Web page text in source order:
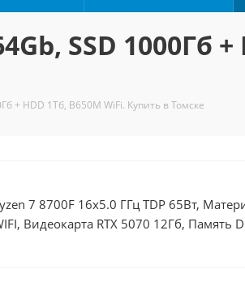
SSD 1000Гб +
+ HDD 1Тб, B650M WiFi. Купить в Томске
7 8700F 16x5.0 ГГц TDP 65Вт,
Видеокарта RTX 5070 12Гб, Память
БП 750Вт